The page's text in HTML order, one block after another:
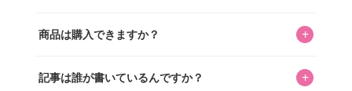
ってもらうニュースサイトです。運営はキャラグッズコレ
を中心に行われており、私たちは実際に40,000種のキャラグ
商品は購入できますか？ +
「perfectworld.shop」で、ほとんど全てのアイテムを購
記事は誰が書いているんですか？ +